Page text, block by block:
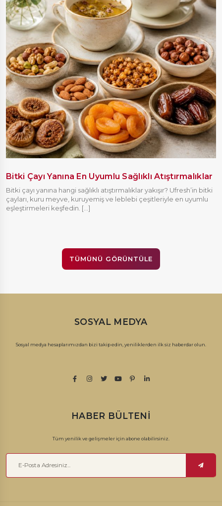
Bitki Çayı Yanına En Uyumlu Sağlıklı Atıştırmalıklar
Bitki çayı yanına hangi sağlıklı atıştırmalıklar yakışır? Ufresh’in bitki
çayları, kuru meyve, kuruyemiş ve leblebi çeşitleriyle en uyumlu
eşleştirmeleri keşfedin. [...]
TÜMÜNÜ GÖRÜNTÜLE
SOSYAL MEDYA
Sosyal medya hesaplarımızdan bizi takip edin, yeniliklerden ilk siz haberdar olun.
HABER BÜLTENI
Tüm yenilik ve gelişmeler için abone olabilirsiniz.